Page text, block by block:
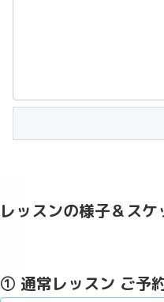
レッスンの様子＆ス
① 通常レッスン ご予